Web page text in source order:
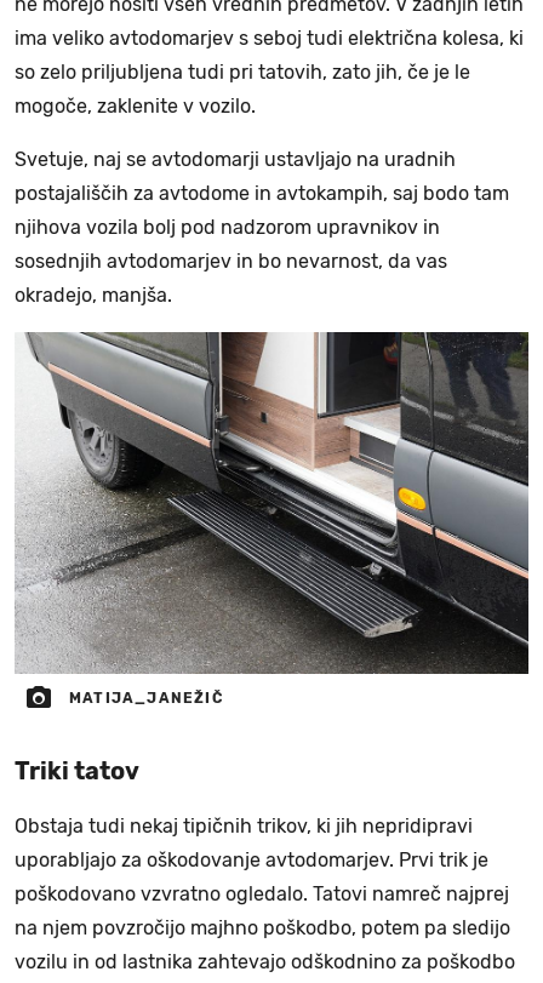
ima veliko avtodomarjev s seboj tudi električna kolesa, ki
so zelo priljubljena tudi pri tatovih, zato jih, če je le
mogoče, zaklenite v vozilo.
Svetuje, naj se avtodomarji ustavljajo na uradnih
postajališčih za avtodome in avtokampih, saj bodo tam
njihova vozila bolj pod nadzorom upravnikov in
sosednjih avtodomarjev in bo nevarnost, da vas
okradejo, manjša.
MATIJA_JANEŽIČ
Triki tatov
Obstaja tudi nekaj tipičnih trikov, ki jih nepridipravi
uporabljajo za oškodovanje avtodomarjev. Prvi trik je
poškodovano vzvratno ogledalo. Tatovi namreč najprej
na njem povzročijo majhno poškodbo, potem pa sledijo
vozilu in od lastnika zahtevajo odškodnino za poškodbo